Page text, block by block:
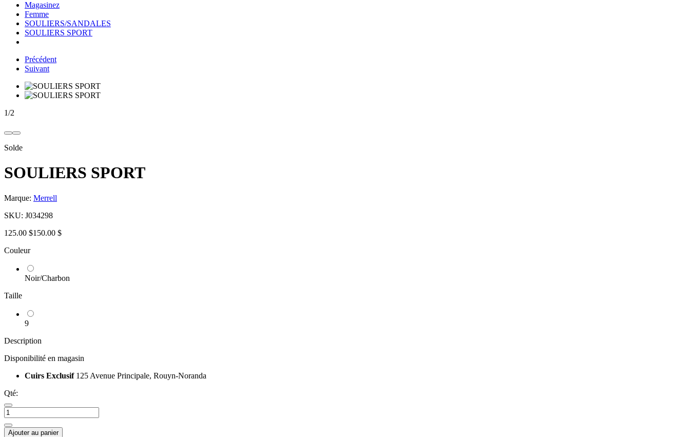
Magasinez
Femme
SOULIERS/SANDALES
SOULIERS SPORT
Précédent
Suivant
1/2
Solde
SOULIERS SPORT
Marque: Merrell
SKU: J034298
125.00 $150.00 $
Couleur
Noir/Charbon
Taille
9
Description
Disponibilité en magasin
Cuirs Exclusif 125 Avenue Principale, Rouyn-Noranda
Qté:
Ajouter au panier